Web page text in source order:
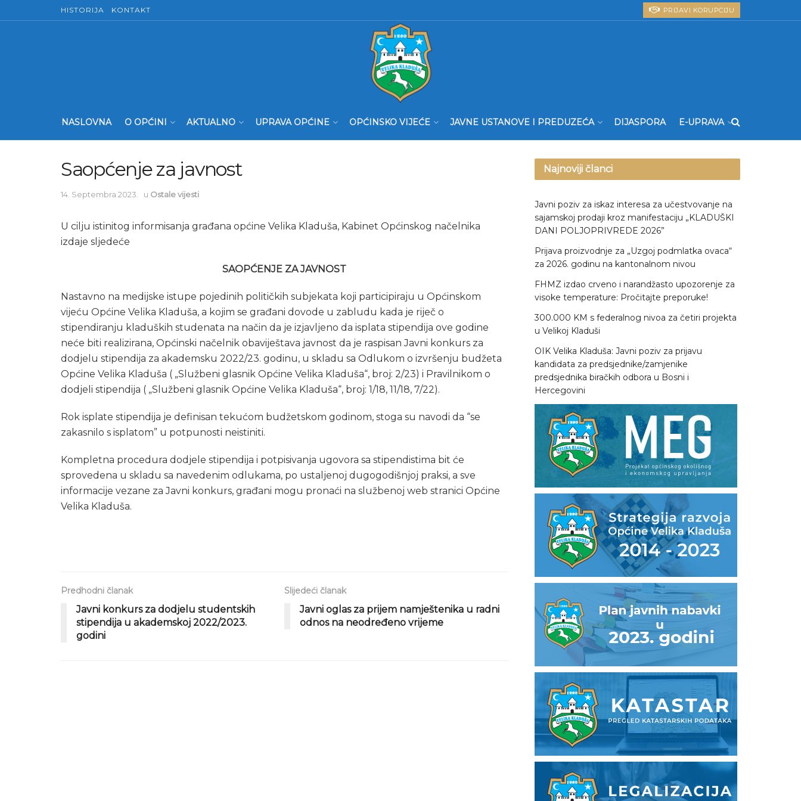
HISTORIJA KONTAKT PRIJAVI KORUPCIJU
NASLOVNA O OPĆINI AKTUALNO UPRAVA OPĆINE OPĆINSKO VIJEĆE JAVNE USTANOVE I PREDUZEĆA DIJASPORA E-UPRAVA
Saopćenje za javnost
14. Septembra 2023. u Ostale vijesti
U cilju istinitog informisanja građana općine Velika Kladuša, Kabinet Općinskog načelnika
izdaje sljedeće
SAOPĆENJE ZA JAVNOST
Nastavno na medijske istupe pojedinih političkih subjekata koji participiraju u Općinskom
vijeću Općine Velika Kladuša, a kojim se građani dovode u zabludu kada je riječ o
stipendiranju kladuških studenata na način da je izjavljeno da isplata stipendija ove godine
neće biti realizirana, Općinski načelnik obaviještava javnost da je raspisan Javni konkurs za
dodjelu stipendija za akademsku 2022/23. godinu, u skladu sa Odlukom o izvršenju budžeta
Općine Velika Kladuša ( „Službeni glasnik Općine Velika Kladuša“, broj: 2/23) i Pravilnikom o
dodjeli stipendija ( „Službeni glasnik Općine Velika Kladuša“, broj: 1/18, 11/18, 7/22).
Rok isplate stipendija je definisan tekućom budžetskom godinom, stoga su navodi da “se
zakasnilo s isplatom” u potpunosti neistiniti.
Kompletna procedura dodjele stipendija i potpisivanja ugovora sa stipendistima bit će
sprovedena u skladu sa navedenim odlukama, po ustaljenoj dugogodišnjoj praksi, a sve
informacije vezane za Javni konkurs, građani mogu pronaći na službenoj web stranici Općine
Velika Kladuša.
Predhodni članak
Javni konkurs za dodjelu studentskih
stipendija u akademskoj 2022/2023.
godini
Slijedeći članak
Javni oglas za prijem namještenika u radni
odnos na neodređeno vrijeme
Najnoviji članci
Javni poziv za iskaz interesa za učestvovanje na
sajamskoj prodaji kroz manifestaciju „KLADUŠKI
DANI POLJOPRIVREDE 2026”
Prijava proizvodnje za „Uzgoj podmlatka ovaca“
za 2026. godinu na kantonalnom nivou
FHMZ izdao crveno i narandžasto upozorenje za
visoke temperature: Pročitajte preporuke!
300.000 KM s federalnog nivoa za četiri projekta
u Velikoj Kladuši
OIK Velika Kladuša: Javni poziv za prijavu
kandidata za predsjednike/zamjenike
predsjednika biračkih odbora u Bosni i
Hercegovini